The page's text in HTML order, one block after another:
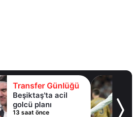
Transfer Günlüğü
Beşiktaş'ta acil
golcü planı
13 saat önce